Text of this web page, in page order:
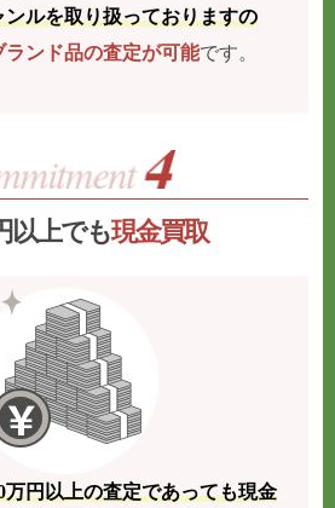
ンルを取り扱っておりますの
ランド品の査定が可能です。
以上でも現金買取
万円以上の査定であっても現金